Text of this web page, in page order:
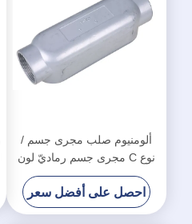
ألومنيوم صلب مجرى جسم /
نوع C مجرى جسم رماديّ لون
UL معياريّ
احصل على أفضل سعر